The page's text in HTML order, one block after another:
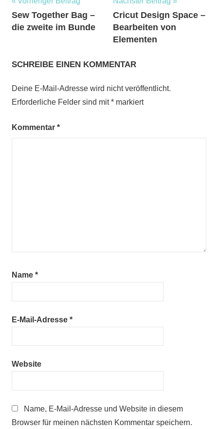
Beitragsnavigation
Sew Together Bag –
die zweite im Bunde
Cricut Design Space –
Bearbeiten von
Elementen
SCHREIBE EINEN KOMMENTAR
Deine E-Mail-Adresse wird nicht veröffentlicht.
Erforderliche Felder sind mit* markiert
Kommentar *
Name *
E-Mail-Adresse *
Website
Name, E-Mail-Adresse und Website in diesem
Browser für meinen nächsten Kommentar speichern.